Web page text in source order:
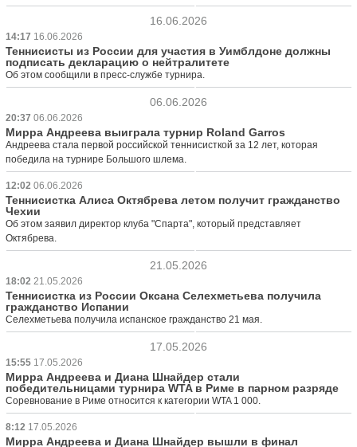
16.06.2026
14:17 16.06.2026
Теннисисты из России для участия в Уимблдоне должны
подписать декларацию о нейтралитете
Об этом сообщили в пресс-службе турнира.
06.06.2026
20:37 06.06.2026
Мирра Андреева выиграла турнир Roland Garros
Андреева стала первой российской теннисисткой за 12 лет, которая
победила на турнире Большого шлема.
12:02 06.06.2026
Теннисистка Алиса Октябрева летом получит гражданство
Чехии
Об этом заявил директор клуба "Спарта", который представляет
Октябрева.
21.05.2026
18:02 21.05.2026
Теннисистка из России Оксана Селехметьева получила
гражданство Испании
Селехметьева получила испанское гражданство 21 мая.
17.05.2026
15:55 17.05.2026
Мирра Андреева и Диана Шнайдер стали
победительницами турнира WTA в Риме в парном разряде
Соревнование в Риме относится к категории WTA 1 000.
8:12 17.05.2026
Мирра Андреева и Диана Шнайдер вышли в финал